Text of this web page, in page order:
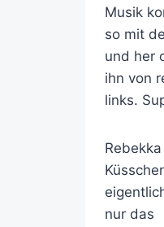
Musik
so mit
und her
ihn von
links.
nur das